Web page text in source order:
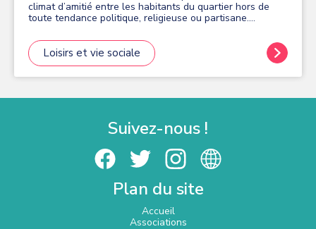
climat d’amitié entre les habitants du quartier hors de
toute tendance politique, religieuse ou partisane.
Artistes Activités hebdomadaires :Marche, Jeux de
société, Cours de Peinture, Informatique, Jeu de Boules,
Aqua Gym Animation du Quartier :Galette des Rois, Loto,
Brocante Information programme : Le Pileusien ; gazette
Spectacles Enfants Loisirs : Escapade d’une journée à la
en fin d’année, Repas des Adhérents, Repas partagé en
fin de saison pour toutes activités Défense de
Municipalités pour la conservation ou l’amélioration de la
qualité de vie dans le quartier. L'ADHESION A L
ACTIVITES SONT GRATUITES SAUF L AQUAGYM ET L
ATELIER PEINTURE - ELLE FONCTIONNE TOUTE L
ANNEE HORS VACANCES SCOLAIRES
Loisirs et vie sociale
Suivez-nous !
Plan du site
Accueil
Associations